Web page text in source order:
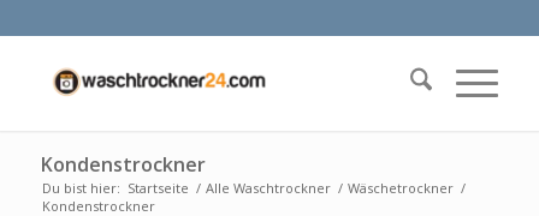
Kondenstrockner
Du bist hier: Startseite / Alle Waschtrockner / Wäschetrockner /
Kondenstrockner